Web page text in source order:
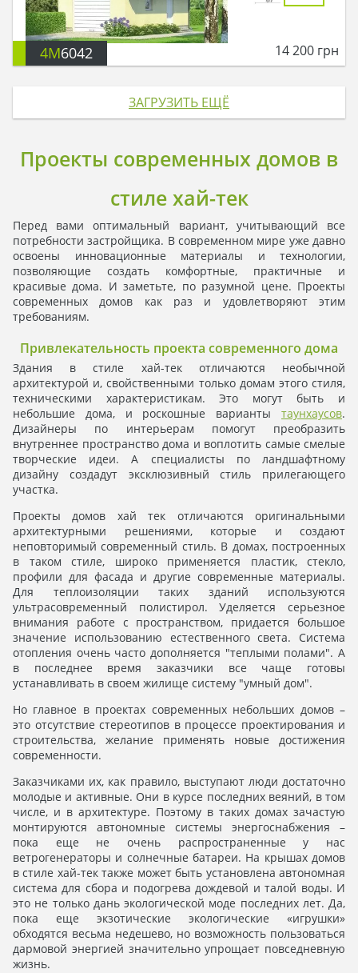
4M6042 14 200 грн
ЗАГРУЗИТЬ ЕЩЁ
Проекты современных домов в
стиле хай-тек
Перед вами оптимальный вариант, учитывающий все
потребности застройщика. В современном мире уже давно
освоены инновационные материалы и технологии,
позволяющие создать комфортные, практичные и
красивые дома. И заметьте, по разумной цене. Проекты
современных домов как раз и удовлетворяют этим
требованиям.
Привлекательность проекта современного дома
Здания в стиле хай-тек отличаются необычной
архитектурой и, свойственными только домам этого стиля,
техническими характеристикам. Это могут быть и
небольшие дома, и роскошные варианты таунхаусов.
Дизайнеры по интерьерам помогут преобразить
внутреннее пространство дома и воплотить самые смелые
творческие идеи. А специалисты по ландшафтному
дизайну создадут эксклюзивный стиль прилегающего
участка.
Проекты домов хай тек отличаются оригинальными
архитектурными решениями, которые и создают
неповторимый современный стиль. В домах, построенных
в таком стиле, широко применяется пластик, стекло,
профили для фасада и другие современные материалы.
Для теплоизоляции таких зданий используются
ультрасовременный полистирол. Уделяется серьезное
внимания работе с пространством, придается большое
значение использованию естественного света. Система
отопления очень часто дополняется "теплыми полами". А
в последнее время заказчики все чаще готовы
устанавливать в своем жилище систему "умный дом".
Но главное в проектах современных небольших домов –
это отсутствие стереотипов в процессе проектирования и
строительства, желание применять новые достижения
современности.
Заказчиками их, как правило, выступают люди достаточно
молодые и активные. Они в курсе последних веяний, в том
числе, и в архитектуре. Поэтому в таких домах зачастую
монтируются автономные системы энергоснабжения –
пока еще не очень распространенные у нас
ветрогенераторы и солнечные батареи. На крышах домов
в стиле хай-тек также может быть установлена автономная
система для сбора и подогрева дождевой и талой воды. И
это не только дань экологической моде последних лет. Да,
пока еще экзотические экологические «игрушки»
обходятся весьма недешево, но возможность пользоваться
дармовой энергией значительно упрощает повседневную
жизнь.